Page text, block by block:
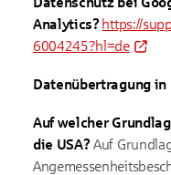
Analytics? https://
6004245?hl=de
Datenübertragung
Auf welcher
die USA?Auf